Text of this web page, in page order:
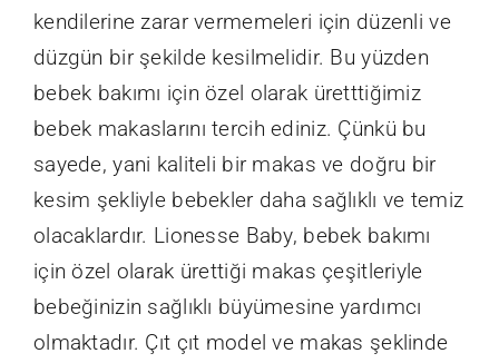
kendilerine zarar vermemeleri için düzenli ve
düzgün bir şekilde kesilmelidir. Bu yüzden
bebek bakımı için özel olarak üretttiğimiz
bebek makaslarını tercih ediniz. Çünkü bu
sayede, yani kaliteli bir makas ve doğru bir
kesim şekliyle bebekler daha sağlıklı ve temiz
olacaklardır. Lionesse Baby, bebek bakımı
için özel olarak ürettiği makas çeşitleriyle
bebeğinizin sağlıklı büyümesine yardımcı
olmaktadır. Çıt çıt model ve makas şeklinde